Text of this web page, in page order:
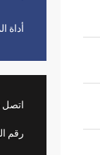
أداة
رقم